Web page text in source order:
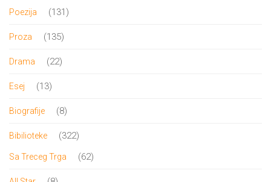
proizvoda
Poezija 131131
Proza 135135
Drama 2222
Esej 1313
Biografije 88
Bibilioteke 322322
proizvoda
Sa Treceg Trga 6262